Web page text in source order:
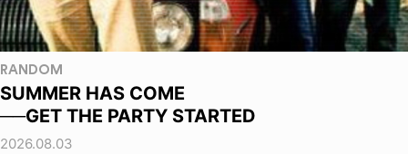
RANDOM
SUMMER HAS COME
──GET THE PARTY STARTED
2026.08.03